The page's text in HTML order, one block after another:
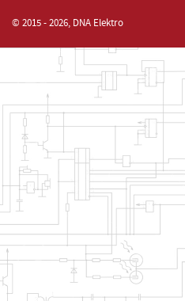
© 2015 - 2026, DNA Elektro